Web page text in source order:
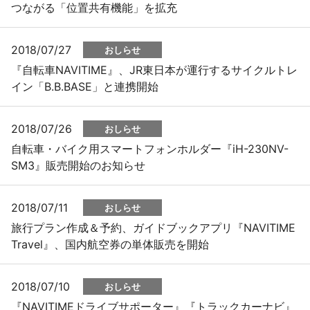
つながる「位置共有機能」を拡充
2018/07/27 おしらせ
『自転車NAVITIME』、JR東日本が運行するサイクルトレ
イン「B.B.BASE」と連携開始
2018/07/26 おしらせ
自転車・バイク用スマートフォンホルダー『iH-230NV-
SM3』販売開始のお知らせ
2018/07/11 おしらせ
旅行プラン作成＆予約、ガイドブックアプリ『NAVITIME
Travel』、国内航空券の単体販売を開始
2018/07/10 おしらせ
『NAVITIMEドライブサポーター』『トラックカーナビ』